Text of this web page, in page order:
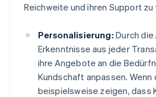
Reichweite und ihren Support
Personalisierung: Durch
Erkenntnisse aus jeder
ihre Angebote an die
Kundschaft anpassen.
beispielsweise zeigen, dass